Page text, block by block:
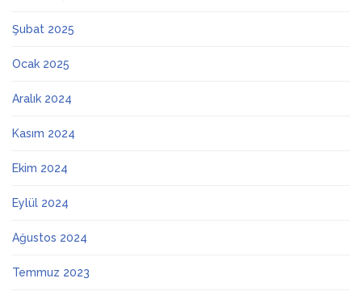
Şubat 2025
Ocak 2025
Aralık 2024
Kasım 2024
Ekim 2024
Eylül 2024
Ağustos 2024
Temmuz 2023